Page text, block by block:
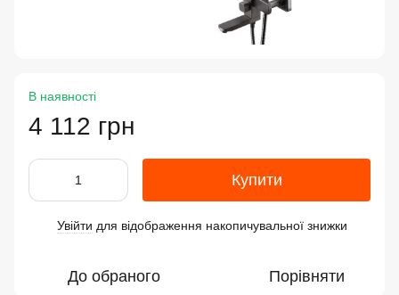
В наявності
4 112 грн
Купити
Увійти для відображення накопичувальної знижки
До обраного Порівняти